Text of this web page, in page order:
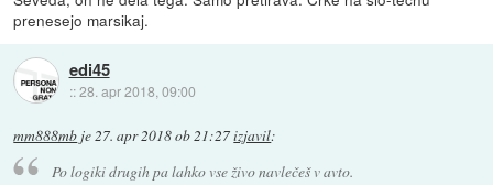
prenesejo marsikaj.
edi45
::28. apr 2018, 09:00
mm888mb je27. apr 2018 ob 21:27izjavil:
Po logiki drugih pa lahko vse živo navlečeš v avto.